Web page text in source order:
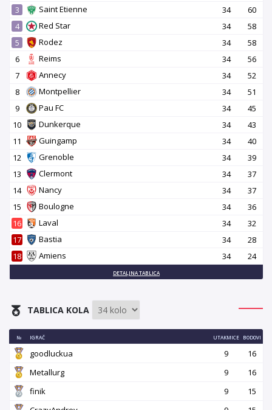
3
Saint Etienne 34
60
4
Red Star 34
58
5
Rodez 34
58
6
Reims 34
56
7
Annecy 34
52
8
Montpellier 34
51
9
Pau FC 34
45
10
Dunkerque 34
43
11
Guingamp 34
40
12
Grenoble 34
39
13
Clermont 34
37
14
Nancy 34
37
15
Boulogne 34
36
16
Laval 34
32
17
Bastia 34
28
18
Amiens 34 24
DETALJNA TABLICA
TABLICA KOLA
№ IGRAČ UTAKMICE BODOVI
goodluckua 9
16
Metallurg
9
16
finik
9
15